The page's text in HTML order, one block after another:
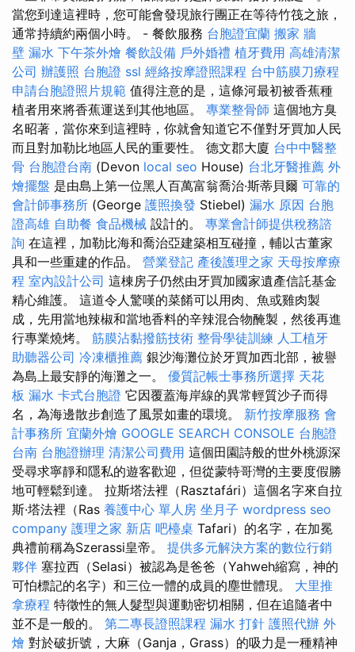
當您到達這裡時，您可能會發現旅行團正在等待竹筏之旅，
通常持續約兩個小時。 - 餐飲服務 台胞證宜蘭 搬家 牆
壁 漏水 下午茶外燴 餐飲設備 戶外婚禮 植牙費用 高雄清潔
公司 辦護照 台胞證 ssl 經絡按摩證照課程 台中筋膜刀療程
申請台胞證照片規範 值得注意的是，這條河最初被香蕉種
植者用來將香蕉運送到其他地區。 專業整骨師 這個地方臭
名昭著，當你來到這裡時，你就會知道它不僅對牙買加人民
而且對加勒比地區人民的重要性。 德文郡大廈 台中中醫整
骨 台胞證台南 (Devon local seo House) 台北牙醫推薦 外
燴擺盤 是由島上第一位黑人百萬富翁喬治·斯蒂貝爾 可靠的
會計師事務所 (George 護照換發 Stiebel) 漏水 原因 台胞
證高雄 自助餐 食品機械 設計的。 專業會計師提供稅務諮
詢 在這裡，加勒比海和喬治亞建築相互碰撞，輔以古董家
具和一些重建的作品。 營業登記 產後護理之家 天母按摩療
程 室內設計公司 這棟房子仍然由牙買加國家遺產信託基金
精心維護。 這道令人驚嘆的菜餚可以用肉、魚或雞肉製
成，先用當地辣椒和當地香料的辛辣混合物醃製，然後再進
行專業燒烤。 筋膜沾黏撥筋技術 整骨學徒訓練 人工植牙
助聽器公司 冷凍櫃推薦 銀沙海灘位於牙買加西北部，被譽
為島上最安靜的海灘之一。 優質記帳士事務所選擇 天花
板 漏水 卡式台胞證 它因覆蓋海岸線的異常輕質沙子而得
名，為海邊散步創造了風景如畫的環境。 新竹按摩服務 會
計事務所 宜蘭外燴 GOOGLE SEARCH CONSOLE 台胞證
台南 台胞證辦理 清潔公司費用 這個田園詩般的世外桃源深
受尋求寧靜和隱私的遊客歡迎，但從蒙特哥灣的主要度假勝
地可輕鬆到達。 拉斯塔法裡（Rasztafári）這個名字來自拉
斯·塔法裡（Ras 養護中心 單人房 坐月子 wordpress seo
company 護理之家 新店 吧檯桌 Tafari）的名字，在加冕
典禮前稱為Szerassi皇帝。 提供多元解決方案的數位行銷
夥伴 塞拉西（Selasi）被認為是爸爸（Yahweh縮寫，神的
可怕標記的名字）和三位一體的成員的塵世體現。 大里推
拿療程 特徵性的無人髮型與運動密切相關，但在追隨者中
並不是一般的。 第二專長證照課程 漏水 打針 護照代辦 外
燴 對於破折號，大麻（Ganja，Grass）的吸力是一種精神